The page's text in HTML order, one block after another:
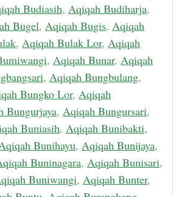
Budiasih, Aqiqah Budiharja,
Bugel, Aqiqah Bugis, Aqiqah
, Aqiqah Bulak Lor, Aqiqah
, Aqiqah Bunar, Aqiqah
, Aqiqah Bungbulang,
Bungko Lor, Aqiqah
Bungurjaya, Aqiqah Bungursari,
Buniasih, Aqiqah Bunibakti,
Bunihayu, Aqiqah Bunijaya,
Buninagara, Aqiqah Bunisari,
Buniwangi, Aqiqah Bunter,